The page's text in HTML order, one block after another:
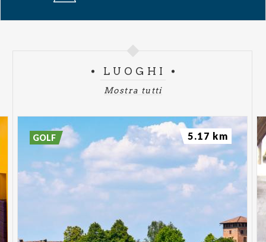
una delle figure centrali del rap italiano
LUOGHI
Mostra tutti
GOLF 5.17 km